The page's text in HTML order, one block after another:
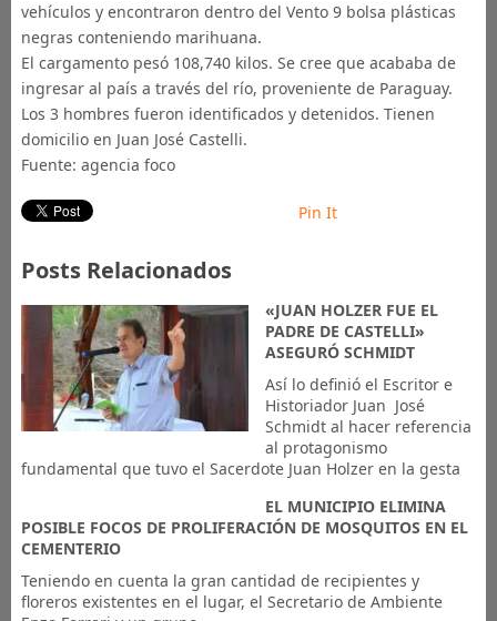
vehículos y encontraron dentro del Vento 9 bolsa plásticas
negras conteniendo marihuana.
El cargamento pesó 108,740 kilos. Se cree que acababa de
ingresar al país a través del río, proveniente de Paraguay.
Los 3 hombres fueron identificados y detenidos. Tienen
domicilio en Juan José Castelli.
Fuente: agencia foco
Pin It
Posts Relacionados
«JUAN HOLZER FUE EL
PADRE DE CASTELLI»
ASEGURÓ SCHMIDT
Así lo definió el Escritor e
Historiador Juan José
Schmidt al hacer referencia
al protagonismo
fundamental que tuvo el Sacerdote Juan Holzer en la gesta
EL MUNICIPIO ELIMINA
POSIBLE FOCOS DE PROLIFERACIÓN DE MOSQUITOS EN EL
CEMENTERIO
Teniendo en cuenta la gran cantidad de recipientes y
floreros existentes en el lugar, el Secretario de Ambiente